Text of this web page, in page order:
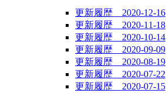
更新履歴 2020-12-16
更新履歴 2020-11-18
更新履歴 2020-10-14
更新履歴 2020-09-09
更新履歴 2020-08-19
更新履歴 2020-07-22
更新履歴 2020-07-15